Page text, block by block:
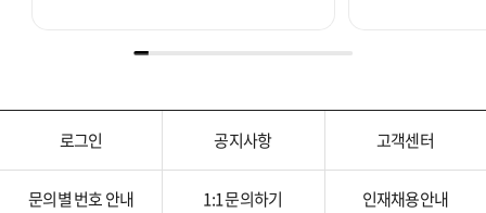
로그인 공지사항 고객센터
문의별 번호 안내 1:1 문의하기 인재채용안내